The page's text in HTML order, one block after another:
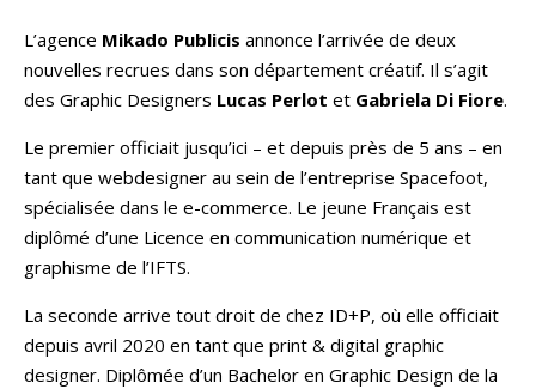
L’agence Mikado Publicis annonce l’arrivée de deux
nouvelles recrues dans son département créatif. Il s’agit
des Graphic Designers Lucas Perlot et Gabriela Di Fiore.
Le premier officiait jusqu’ici – et depuis près de 5 ans – en
tant que webdesigner au sein de l’entreprise Spacefoot,
spécialisée dans le e-commerce. Le jeune Français est
diplômé d’une Licence en communication numérique et
graphisme de l’IFTS.
La seconde arrive tout droit de chez ID+P, où elle officiait
depuis avril 2020 en tant que print & digital graphic
designer. Diplômée d’un Bachelor en Graphic Design de la